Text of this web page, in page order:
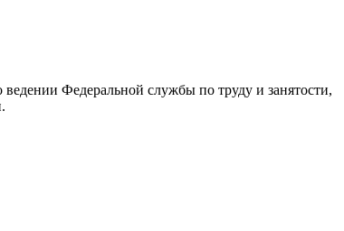
Федеральной службы по труду и занятости,